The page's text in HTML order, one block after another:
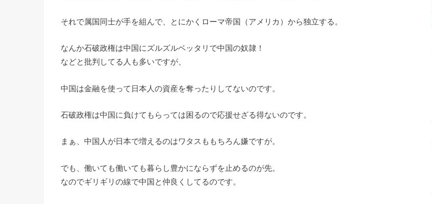
それで属国同士が手を組んで、とにかくローマ帝国（アメリカ）から独立する。
なんか石破政権は中国にズルズルベッタリで中国の奴隷！
などと批判してる人も多いですが、
中国は金融を使って日本人の資産を奪ったりしてないのです。
石破政権は中国に負けてもらっては困るので応援せざる得ないのです。
まぁ、中国人が日本で増えるのはワタスももちろん嫌ですが。
でも、働いても働いても暮らし豊かにならずを止めるのが先。
なのでギリギリの線で中国と仲良くしてるのです。